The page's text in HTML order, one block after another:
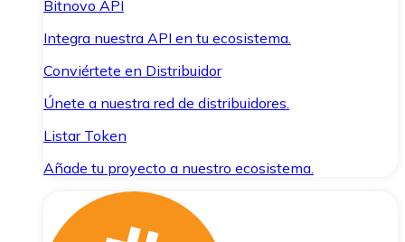
Bitnovo API
Integra nuestra API en tu ecosistema.
Conviértete en Distribuidor
Únete a nuestra red de distribuidores.
Listar Token
Añade tu proyecto a nuestro ecosistema.